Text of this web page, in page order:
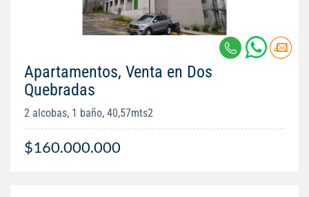
Apartamentos, Venta en Dos
Quebradas
2 alcobas, 1 baño, 40,57mts2
$160.000.000